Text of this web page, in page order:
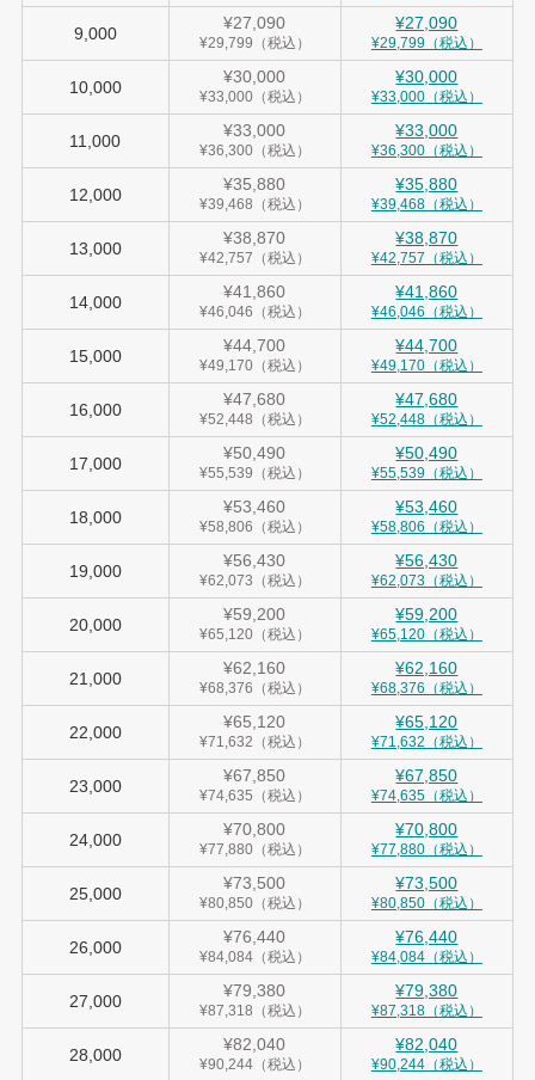
9,000
¥27,090
¥29,799（税込）
¥27,090
¥29,799（税込）
10,000
¥30,000
¥33,000（税込）
¥30,000
¥33,000（税込）
11,000
¥33,000
¥36,300（税込）
¥33,000
¥36,300（税込）
12,000
¥35,880
¥39,468（税込）
¥35,880
¥39,468（税込）
13,000
¥38,870
¥42,757（税込）
¥38,870
¥42,757（税込）
14,000
¥41,860
¥46,046（税込）
¥41,860
¥46,046（税込）
15,000
¥44,700
¥49,170（税込）
¥44,700
¥49,170（税込）
16,000
¥47,680
¥52,448（税込）
¥47,680
¥52,448（税込）
17,000
¥50,490
¥55,539（税込）
¥50,490
¥55,539（税込）
18,000
¥53,460
¥58,806（税込）
¥53,460
¥58,806（税込）
19,000
¥56,430
¥62,073（税込）
¥56,430
¥62,073（税込）
20,000
¥59,200
¥65,120（税込）
¥59,200
¥65,120（税込）
21,000
¥62,160
¥68,376（税込）
¥62,160
¥68,376（税込）
22,000
¥65,120
¥71,632（税込）
¥65,120
¥71,632（税込）
23,000
¥67,850
¥74,635（税込）
¥67,850
¥74,635（税込）
24,000
¥70,800
¥77,880（税込）
¥70,800
¥77,880（税込）
25,000
¥73,500
¥80,850（税込）
¥73,500
¥80,850（税込）
26,000
¥76,440
¥84,084（税込）
¥76,440
¥84,084（税込）
27,000
¥79,380
¥87,318（税込）
¥79,380
¥87,318（税込）
28,000
¥82,040
¥90,244（税込）
¥82,040
¥90,244（税込）